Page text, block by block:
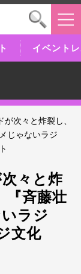
イベント
次々と炸裂し、
じゃないラジ
々と炸
『斉藤壮
ラジ
文化